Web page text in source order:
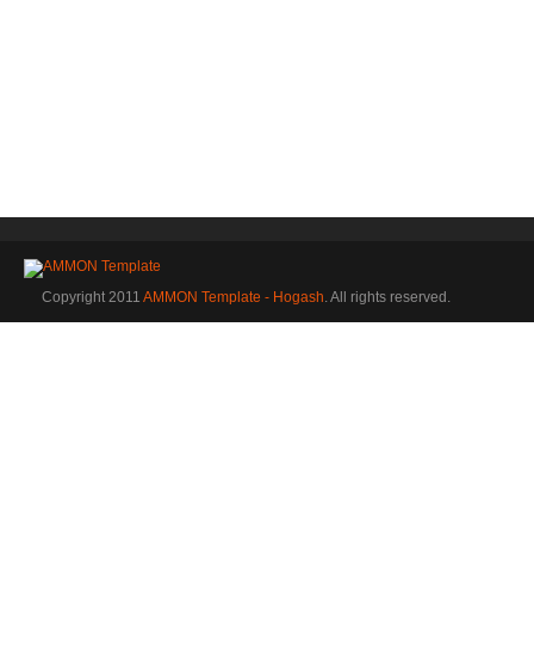
Copyright 2011 AMMON Template - Hogash. All rights reserved.